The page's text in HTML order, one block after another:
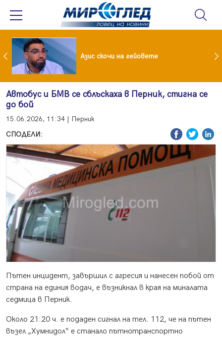
във фейсбук и инстаграм за непълнолетни Азис скочи на гейовете
Автобус и БМВ се сблъскаха в Перник, стигна се
до бой
15.06.2026, 11:34 | Перник
СПОДЕЛИ:
Пътен инцидент, завършил с агресия и нанесен побой от
страна на единия водач, е възникнал в края на миналата
седмица в Перник.
Около 21:20 ч. е подаден сигнал на тел. 112, че на пътен
възел „Хумнидол“ е станало пътнотранспортно